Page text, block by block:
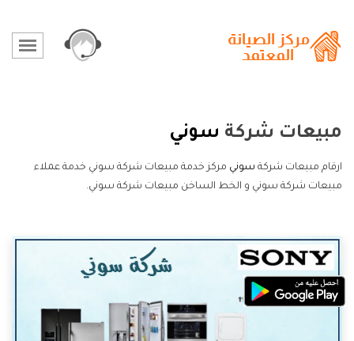
مبيعات شركة سوني
ارقام مبيعات شركة سوني مركز خدمة مبيعات شركة سوني خدمة عملاء
مبيعات شركة سوني و الخط الساخن مبيعات شركة سوني.